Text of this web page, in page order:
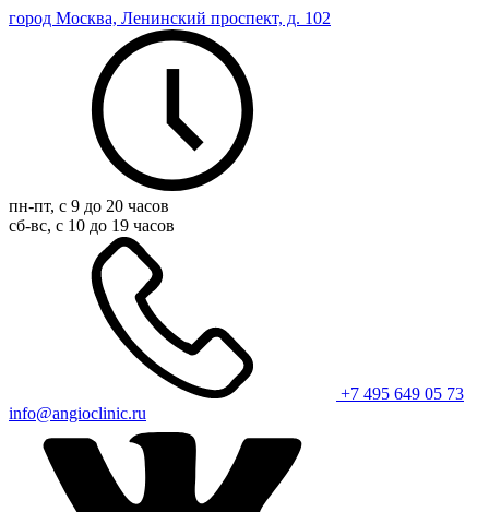
город Москва, Ленинский проспект, д. 102
пн-пт, с 9 до 20 часов
сб-вс, с 10 до 19 часов
+7 495 649 05 73
info@angioclinic.ru